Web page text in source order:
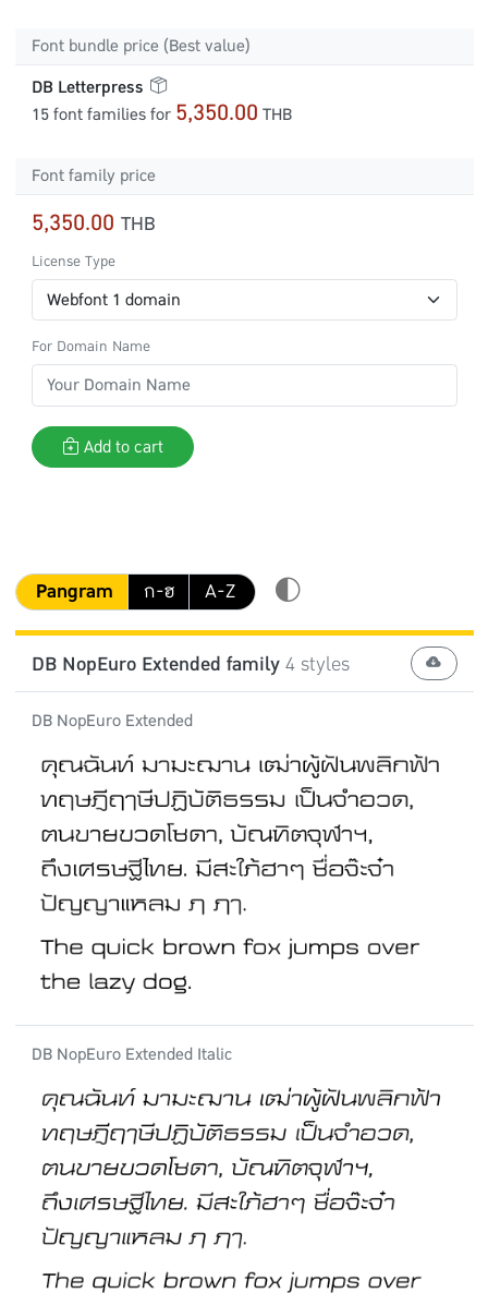
Font bundle price (Best value)
DB Letterpress
15 font families for 5,350.00 THB
Font family price
5,350.00 THB
License Type
For Domain Name
Add to cart
Pangram ก-ฮ A-Z
DB NopEuro Extended family4 styles
DB NopEuro Extended
DB NopEuro Extended Italic